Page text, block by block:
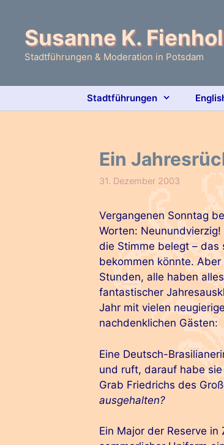
springenSusanne K.
Stadtführungen & Moderation in Potsdam
Stadtführungen
Ein
31. Dezember 2003
Vergangenen Sonntag
Worten:
die Stimme belegt – das
bekommen könnte.
Stunden, alle haben
fantastischer
Jahr mit vielen
nachdenklichen Gästen:
Eine Deutsch-
und ruft, darauf habe
Grab Friedrichs des
ausgehalten?
Ein Major der Reserve